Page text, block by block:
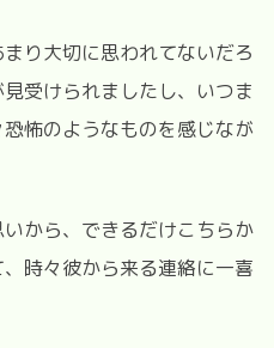
り大切に思われてないだろ
受けられましたし、いつま
怖のようなものを感じなが
から、できるだけこちらか
時々彼から来る連絡に一喜